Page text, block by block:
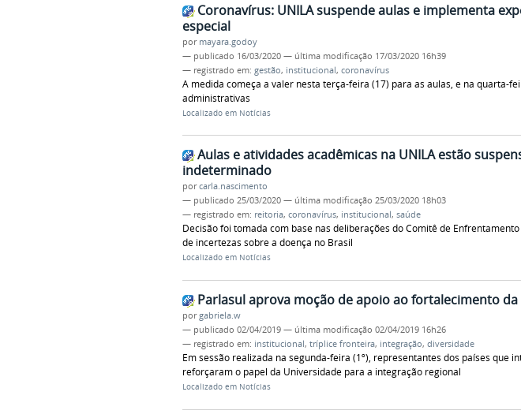
Coronavírus: UNILA suspende aulas e implementa
especial
por mayara.godoy
— publicado 16/03/2020 — última modificação 17/03/2020 16h39
— registrado em: gestão, institucional, coronavírus
A medida começa a valer nesta terça-feira (17) para as aulas, e na quarta-
administrativas
Localizado em Notícias
Aulas e atividades acadêmicas na UNILA estão
indeterminado
porcarla.nascimento
— publicado 25/03/2020 — última modificação 25/03/2020 18h03
— registrado em: reitoria, coronavírus, institucional, saúde
Decisão foi tomada com base nas deliberações do Comitê de
de incertezas sobre a doença no Brasil
Localizado em Notícias
Parlasul aprova moção de apoio ao fortalecimento da
porgabriela.w
— publicado 02/04/2019 — última modificação 02/04/2019 16h26
— registrado em: institucional, tríplice fronteira, integração, diversidade
Em sessão realizada na segunda-feira (1º), representantes dos países que
reforçaram o papel da Universidade para a integração regional
Localizado em Notícias